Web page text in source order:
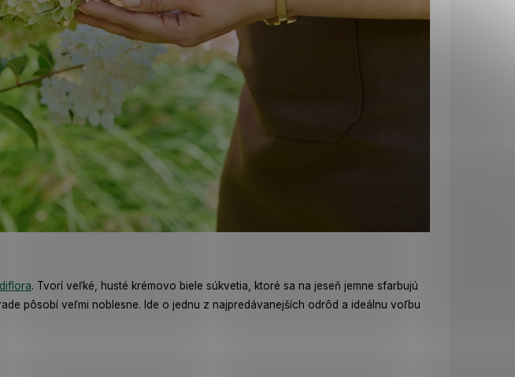
. Tvorí veľké, husté krémovo biele súkvetia, ktoré sa na jeseň jemne sfarbujú
pôsobí veľmi noblesne. Ide o jednu z najpredávanejších odrôd a ideálnu voľbu